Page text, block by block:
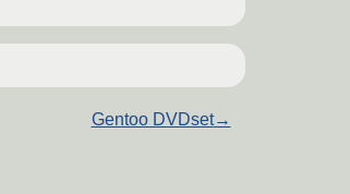
Gentoo DVDset→